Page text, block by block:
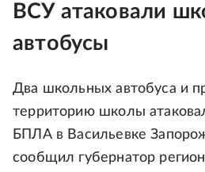
ВСУ атаковали
автобусы
Два школьных автобуса и
территорию школы
БПЛА в Васильевке
сообщил губернатор